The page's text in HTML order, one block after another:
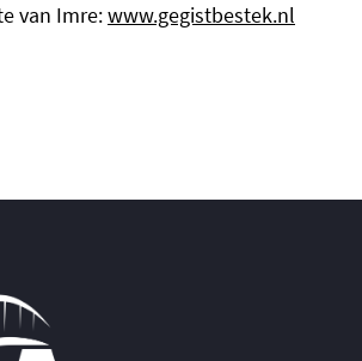
van Imre:www.gegistbestek.nl